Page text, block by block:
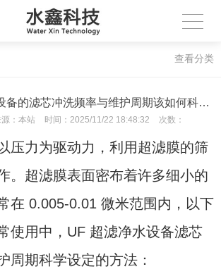
查看分类
昆明UF超滤净水设备的滤芯冲洗频率与维护周期该如何科学设定，避免二次污染？
： 本站 时间： 2025/11/22 18:48:32 次数：
压力为驱动力，利用超滤膜的筛
。超滤膜表面密布着许多细小的
在 0.005-0.01 微米范围内，以下
使用中，UF 超滤净水设备滤芯
周期科学设定的方法：